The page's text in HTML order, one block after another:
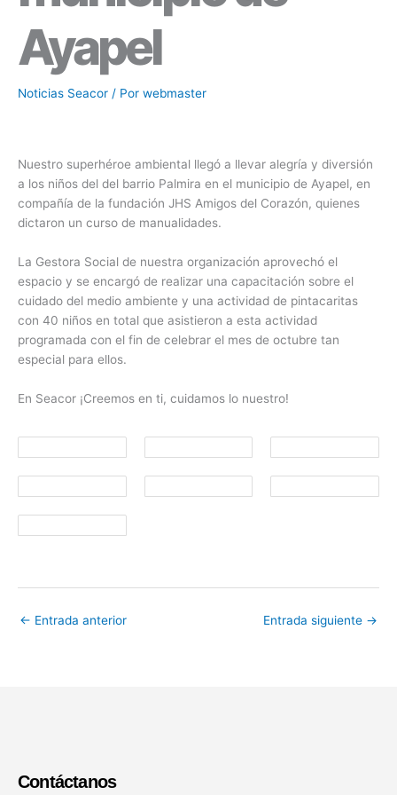
Ayapel
Noticias Seacor / Por webmaster
Nuestro superhéroe ambiental llegó a llevar alegría y diversión
a los niños del del barrio Palmira en el municipio de Ayapel, en
compañía de la fundación JHS Amigos del Corazón, quienes
dictaron un curso de manualidades.
La Gestora Social de nuestra organización aprovechó el
espacio y se encargó de realizar una capacitación sobre el
cuidado del medio ambiente y una actividad de pintacaritas
con 40 niños en total que asistieron a esta actividad
programada con el fin de celebrar el mes de octubre tan
especial para ellos.
En Seacor ¡Creemos en ti, cuidamos lo nuestro!
← Entrada anterior Entrada siguiente →
Contáctanos